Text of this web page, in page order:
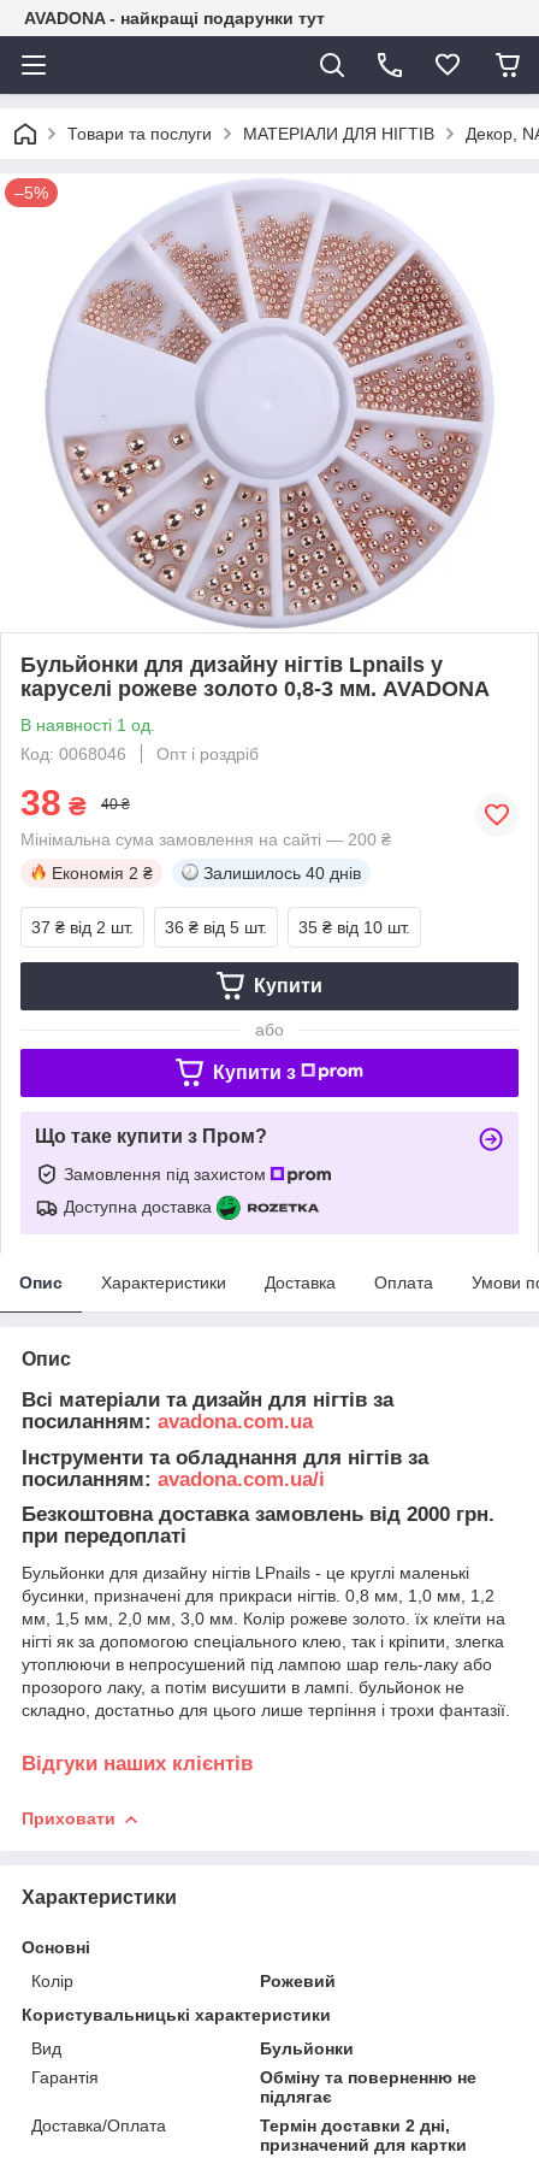
AVADONA - найкращі подарунки тут
Товари та послуги МАТЕРІАЛИ ДЛЯ НІГТІВ Декор,
–5%
Бульйонки для дизайну нігтів Lpnails у
каруселі рожеве золото 0,8-3 мм. AVADONA
В наявності 1 од.
Код: 0068046
Опт і роздріб
38 ₴ 40 ₴
Мінімальна сума замовлення на сайті — 200 ₴
Економія 2 ₴ Залишилось 40 днів
37 ₴ від 2 шт. 36 ₴ від 5 шт. 35 ₴ від 10 шт.
Купити
або
Купити з
Що таке купити з Пром?
Замовлення під захистом
Доступна доставка
Опис Характеристики Доставка Оплата Умови
Опис
Всі матеріали та дизайн для нігтів за
посиланням: avadona.com.ua
Інструменти та обладнання для нігтів за
посиланням: avadona.com.ua/i
Безкоштовна доставка замовлень від 2000 грн.
при передоплаті
Бульйонки для дизайну нігтів LPnails - це круглі маленькі
бусинки, призначені для прикраси нігтів. 0,8 мм, 1,0 мм, 1,2
мм, 1,5 мм, 2,0 мм, 3,0 мм. Колір рожеве золото. їх клеїти на
нігті як за допомогою спеціального клею, так і кріпити, злегка
утоплюючи в непросушений під лампою шар гель-лаку або
прозорого лаку, а потім висушити в лампі. бульйонок не
складно, достатньо для цього лише терпіння і трохи фантазії.
Відгуки наших клієнтів
Приховати
Характеристики
Основні
Колір
Рожевий
Користувальницькі характеристики
Вид
Бульйонки
Гарантія
Обміну та поверненню не
підлягає
Доставка/Оплата
Термін доставки 2 дні,
призначений для картки